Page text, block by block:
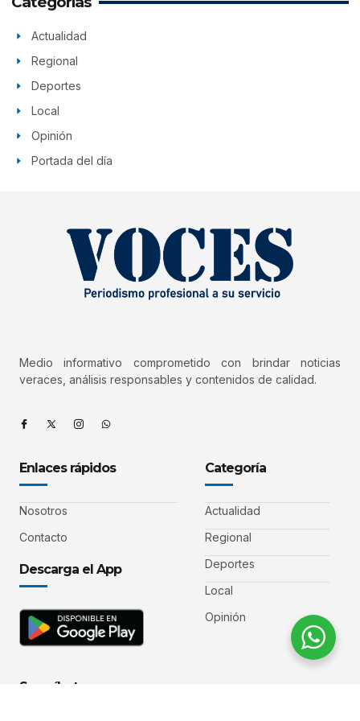
Actualidad
Regional
Deportes
Local
Opinión
Portada del día
Medio informativo comprometido con brindar noticias
veraces, análisis responsables y contenidos de calidad.
Enlaces rápidos
Nosotros
Contacto
Descarga el App
Categoría
Actualidad
Regional
Deportes
Local
Opinión
Suscríbete